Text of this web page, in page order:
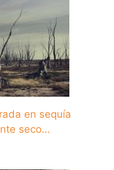
en sequía
seco…